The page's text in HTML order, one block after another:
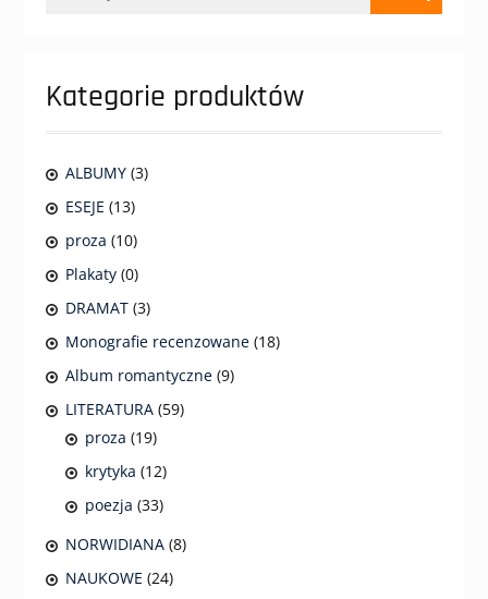
Kategorie produktów
ALBUMY (3)
ESEJE (13)
proza (10)
Plakaty (0)
DRAMAT (3)
Monografie recenzowane (18)
Album romantyczne (9)
LITERATURA (59)
proza (19)
krytyka (12)
poezja (33)
NORWIDIANA (8)
NAUKOWE (24)